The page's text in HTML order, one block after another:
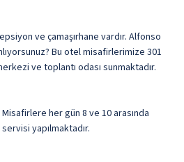
ve çamaşırhane vardır. Alfonso
Bu otel misafirlerimize 301
ve toplantı odası sunmaktadır.
her gün 8 ve 10 arasında
yapılmaktadır.